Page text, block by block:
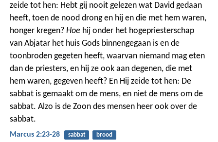
zeide tot hen: Hebt gij nooit gelezen wat David gedaan
heeft, toen de nood drong en hij en die met hem waren,
honger kregen? Hoe hij onder het hogepriesterschap
van Abjatar het huis Gods binnengegaan is en de
toonbroden gegeten heeft, waarvan niemand mag eten
dan de priesters, en hij ze ook aan degenen, die met
hem waren, gegeven heeft? En Hij zeide tot hen: De
sabbat is gemaakt om de mens, en niet de mens om de
sabbat. Alzo is de Zoon des mensen heer ook over de
sabbat.
Marcus 2:23-28 sabbat brood